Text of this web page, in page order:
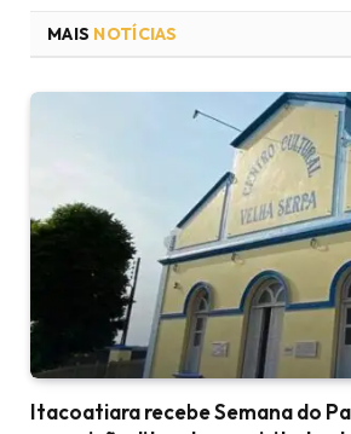
MAIS NOTÍCIAS
Itacoatiara recebe Semana do